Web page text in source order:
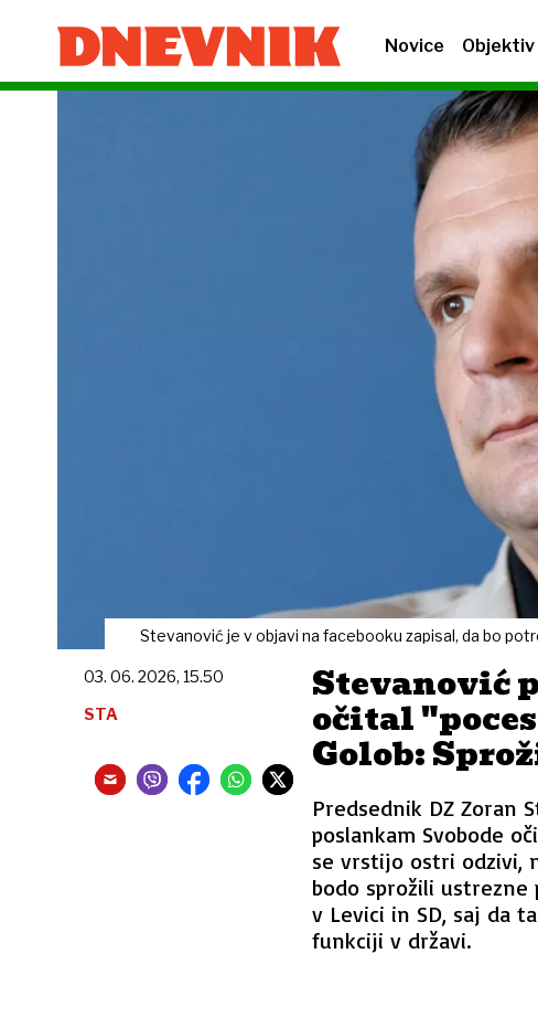
Novice Objektiv
Stevanović je v objavi na facebooku zapisal, da bo
Stevanović
očital
Golob:
Predsednik DZ Zoran
poslankam Svobode
se vrstijo ostri odzivi,
bodo sprožili ustrezne
v Levici in SD, saj da
funkciji v državi.
03. 06. 2026, 15.50
STA